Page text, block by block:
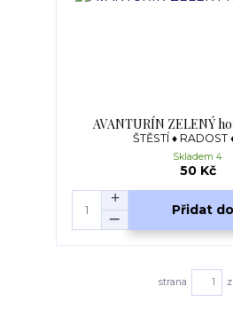
AVANTURÍN ZELENÝ
ŠTĚSTÍ ♦ RADOST
50 Kč
Skladem 4
Přidat
strana z